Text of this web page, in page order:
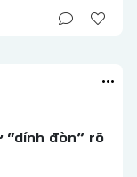
“dính đòn” rõ